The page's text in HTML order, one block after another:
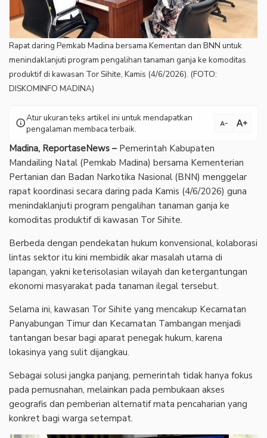
Rapat daring Pemkab Madina bersama Kementan dan BNN untuk
menindaklanjuti program pengalihan tanaman ganja ke komoditas
produktif di kawasan Tor Sihite, Kamis (4/6/2026). (FOTO:
DISKOMINFO MADINA)
infoAtur ukuran teks artikel ini untuk mendapatkan
pengalaman membaca terbaik.
text_decrease text_increase
Madina, ReportaseNews – Pemerintah Kabupaten
Mandailing Natal (Pemkab Madina) bersama Kementerian
Pertanian dan Badan Narkotika Nasional (BNN) menggelar
rapat koordinasi secara daring pada Kamis (4/6/2026) guna
menindaklanjuti program pengalihan tanaman ganja ke
komoditas produktif di kawasan Tor Sihite.
Berbeda dengan pendekatan hukum konvensional, kolaborasi
lintas sektor itu kini membidik akar masalah utama di
lapangan, yakni keterisolasian wilayah dan ketergantungan
ekonomi masyarakat pada tanaman ilegal tersebut.
Selama ini, kawasan Tor Sihite yang mencakup Kecamatan
Panyabungan Timur dan Kecamatan Tambangan menjadi
tantangan besar bagi aparat penegak hukum, karena
lokasinya yang sulit dijangkau.
Sebagai solusi jangka panjang, pemerintah tidak hanya fokus
pada pemusnahan, melainkan pada pembukaan akses
geografis dan pemberian alternatif mata pencaharian yang
konkret bagi warga setempat.